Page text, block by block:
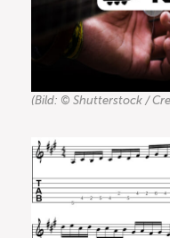
(Bild: © Shutterstock /